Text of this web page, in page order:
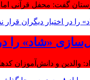
گفت: محفل قرآنی
«شاد» را در
والدین و دانش‌آموزان